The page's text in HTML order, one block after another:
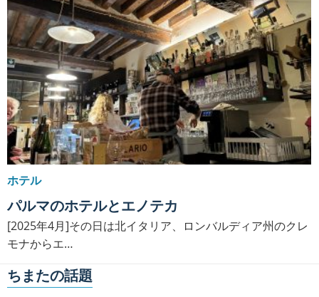
ホテル
パルマのホテルとエノテカ
[2025年4月]その日は北イタリア、ロンバルディア州のクレ
モナからエ…
ちまたの話題